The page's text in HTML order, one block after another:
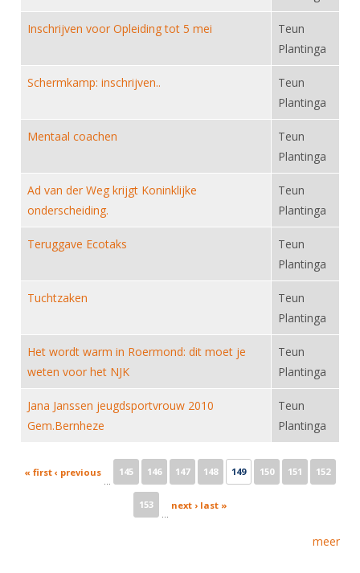
Import inschrijvingen uit Nahouw
Verwerk wedstrijduitslagen
NK organiseren
ALV
Inschrijven voor Opleiding tot 5 mei
Teun
Plantinga
Schermkamp: inschrijven..
Teun
Plantinga
Mentaal coachen
Teun
Plantinga
Ad van der Weg krijgt Koninklijke
onderscheiding.
Teun
Plantinga
Teruggave Ecotaks
Teun
Plantinga
Tuchtzaken
Teun
Plantinga
Het wordt warm in Roermond: dit moet je
weten voor het NJK
Teun
Plantinga
Jana Janssen jeugdsportvrouw 2010
Gem.Bernheze
Teun
Plantinga
Pages
« first ‹ previous
…
145 146 147 148 149 150 151 152
153
…
next › last »
meer